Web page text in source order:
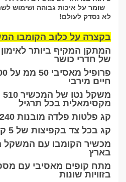
שומר על איכות גבוהה ושימוש
לא נסדק לעולם!
בקצרה על כלוב הקומבו
המתקן המקיף ביותר
של חדרי כושר
חיים מירבי
מקסימאלית בכל תרגיל
240 קג פלטות פלדה מובנות
120 קג בכל צד בקפיצות של 5 קג
מכשיר הקומבו עם המשקל
בארץ
מתח קופים מאסיבי עם
בזוויות שונות